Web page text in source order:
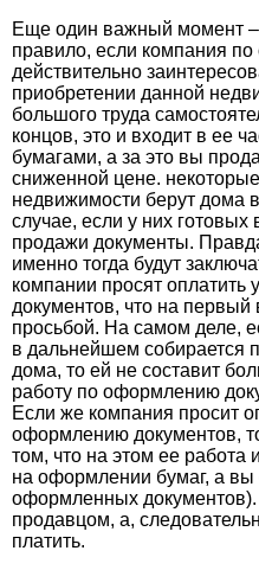
Еще один важный момент
правило, если компания по
действительно
приобретении данной
большого труда
концов, это и входит в ее
бумагами, а за это вы
сниженной цене.
недвижимости берут дома
случае, если у них
продажи документы.
именно тогда будут
компании просят
документов, что на первый
просьбой. На самом деле,
в дальнейшем собирается
дома, то ей не составит
работу по оформлению
Если же компания просит
оформлению документов,
том, что на этом ее работа
на оформлении бумаг, а вы
оформленных
продавцом, а,
платить.